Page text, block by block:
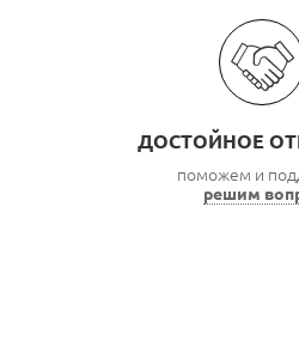
ДОСТОЙНОЕ
поможем и
решим